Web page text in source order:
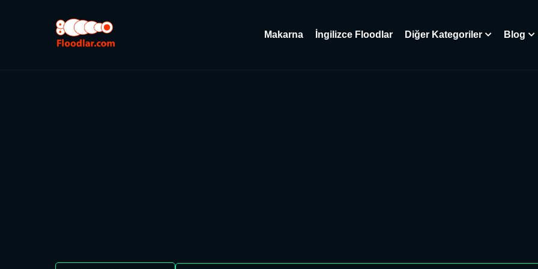
Makarna İngilizce Floodlar Diğer Kategoriler Blog